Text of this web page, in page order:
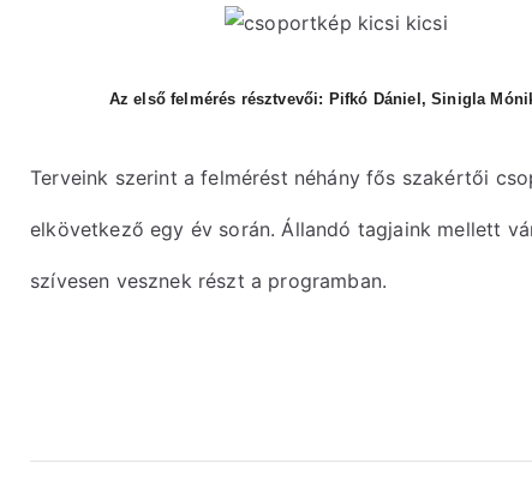
Az első felmérés résztvevői: Pifkó Dániel, Sinigla
Terveink szerint a felmérést néhány fős szakértői
elkövetkező egy év során. Állandó tagjaink mellett
szívesen vesznek részt a programban.